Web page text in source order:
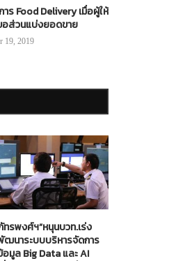
าร Food Delivery เมื่อผู้ให้
อส่วนแบ่งยอดขาย
19, 2019
ทรพงศ์ฯ”หนุนบวท.เร่ง
ฒนาระบบบริหารจัดการ
อมูล Big Data และ AI